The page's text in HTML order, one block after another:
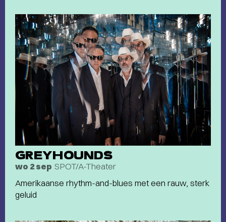
GREYHOUNDS
wo 2 sep SPOT/A-Theater
Amerikaanse rhythm-and-blues met een rauw, sterk
geluid